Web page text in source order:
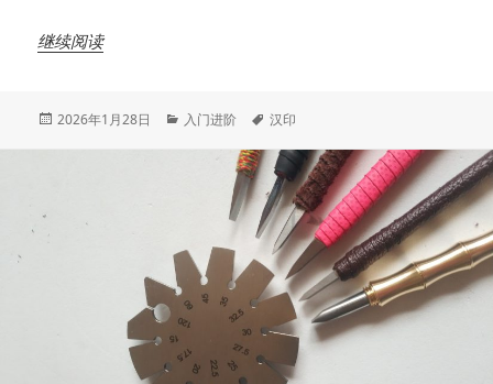
继续阅读
发
2026年1月28日
分
入门进阶
标
汉印